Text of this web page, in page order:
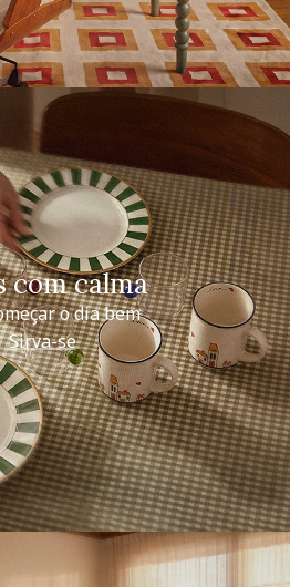
com calma
o dia bem
Sirva-se